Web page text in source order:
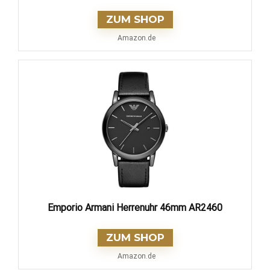
ZUM SHOP
Amazon.de
Emporio Armani Herrenuhr 46mm AR2460
ZUM SHOP
Amazon.de